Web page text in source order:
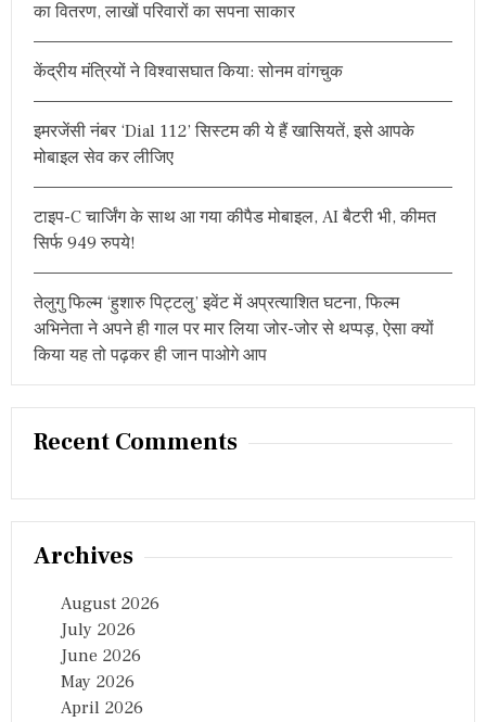
का वितरण, लाखों परिवारों का सपना साकार
केंद्रीय मंत्रियों ने विश्वासघात किया: सोनम वांगचुक
इमरजेंसी नंबर ‘Dial 112’ सिस्टम की ये हैं खासियतें, इसे आपके
मोबाइल सेव कर लीजिए
टाइप-C चार्जिंग के साथ आ गया कीपैड मोबाइल, AI बैटरी भी, कीमत
सिर्फ 949 रुपये!
तेलुगु फिल्म ‘हुशारु पिट्टलु’ इवेंट में अप्रत्याशित घटना, फिल्म
अभिनेता ने अपने ही गाल पर मार लिया जोर-जोर से थप्पड़, ऐसा क्यों
किया यह तो पढ़कर ही जान पाओगे आप
Recent Comments
Archives
August 2026
July 2026
June 2026
May 2026
April 2026